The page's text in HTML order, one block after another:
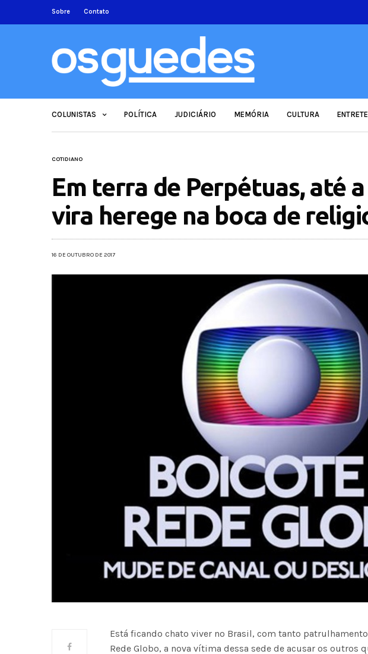
Sobre Contato
COLUNISTAS POLÍTICA JUDICIÁRIO MEMÓRIA CULTURA
COTIDIANO
Em terra de Perpétuas, até
vira herege na boca de
16 DE OUTUBRO DE 2017
Está ficando chato viver no Brasil, com tanto
Rede Globo, a nova vítima dessa sede de acusar os outros